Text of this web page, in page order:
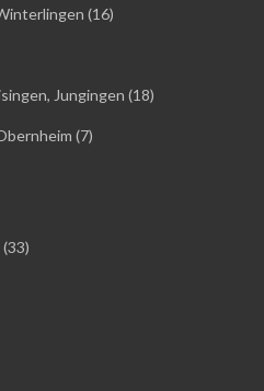
(16)
Jungingen (18)
(7)